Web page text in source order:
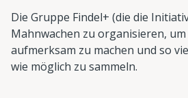
Die Gruppe Findel+ (die die
Mahnwachen zu organisieren,
aufmerksam zu machen und so
wie möglich zu sammeln.